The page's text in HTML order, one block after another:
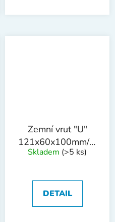
Zemní vrut "U"
121x60x100mm/60cm
tl.4mm ZN
Skladem (>5 ks)
DETAIL